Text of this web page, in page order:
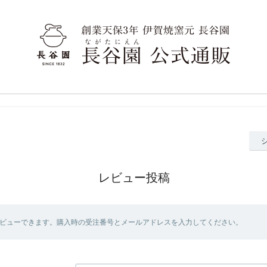
レビュー投稿
ューできます。購入時の受注番号とメールアドレスを入力してください。